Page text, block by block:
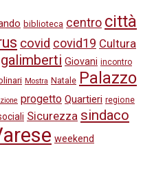
biblioteca centro città
covid covid19 Cultura
galimberti Giovani incontro
Mostra Natale Palazzo
progetto Quartieri regione
Sicurezza sindaco
weekend